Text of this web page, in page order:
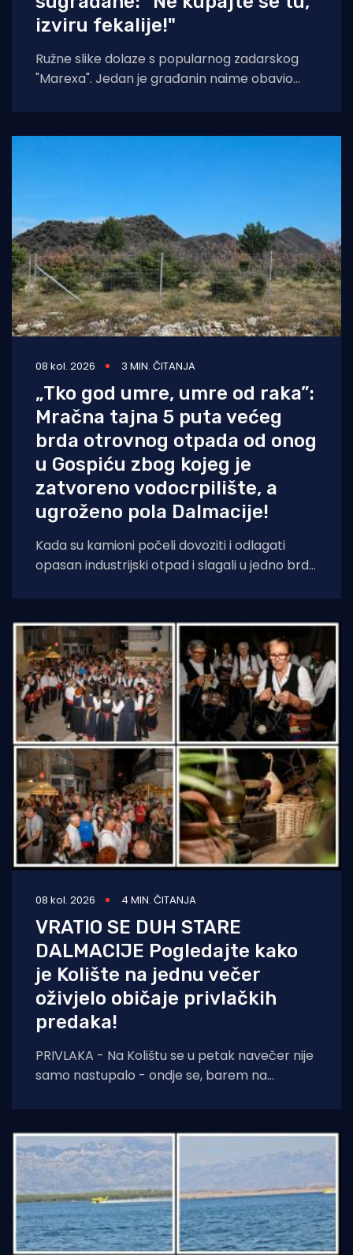
izviru fekalije!"
Ružne slike dolaze s popularnog zadarskog
"Marexa". Jedan je građanin naime obavio
08 kol. 2026 3 MIN. ČITANJA
„Tko god umre, umre od raka”:
Mračna tajna 5 puta većeg
brda otrovnog otpada od onog
u Gospiću zbog kojeg je
zatvoreno vodocrpilište, a
ugroženo pola Dalmacije!
Kada su kamioni počeli dovoziti i odlagati
opasan industrijski otpad i slagali u jedno brdo
08 kol. 2026 4 MIN. ČITANJA
VRATIO SE DUH STARE
DALMACIJE Pogledajte kako
je Kolište na jednu večer
oživjelo običaje privlačkih
predaka!
PRIVLAKA - Na Kolištu se u petak navečer nije
samo nastupalo - ondje se, barem na